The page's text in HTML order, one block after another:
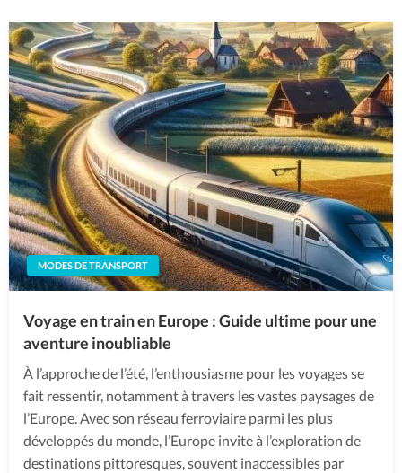
MODES DE TRANSPORT
Voyage en train en Europe : Guide ultime pour une
aventure inoubliable
À l’approche de l’été, l’enthousiasme pour les voyages se
fait ressentir, notamment à travers les vastes paysages de
l’Europe. Avec son réseau ferroviaire parmi les plus
développés du monde, l’Europe invite à l’exploration de
destinations pittoresques, souvent inaccessibles par